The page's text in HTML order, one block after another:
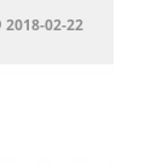
2018-02-22